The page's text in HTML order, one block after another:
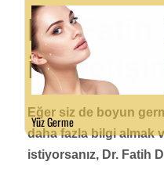
Dr. Fatih
ile
Eğer siz de boyun
daha fazla bilgi almak
istiyorsanız, Dr. Fatih